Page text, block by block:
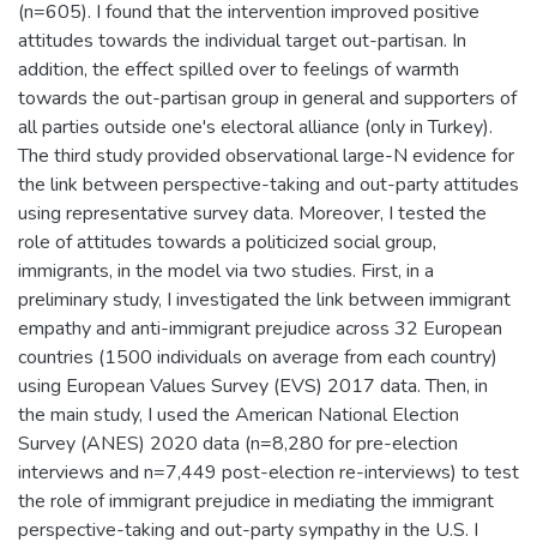
(n=605). I found that the intervention improved positive
attitudes towards the individual target out-partisan. In
addition, the effect spilled over to feelings of warmth
towards the out-partisan group in general and supporters of
all parties outside one's electoral alliance (only in Turkey).
The third study provided observational large-N evidence for
the link between perspective-taking and out-party attitudes
using representative survey data. Moreover, I tested the
role of attitudes towards a politicized social group,
immigrants, in the model via two studies. First, in a
preliminary study, I investigated the link between immigrant
empathy and anti-immigrant prejudice across 32 European
countries (1500 individuals on average from each country)
using European Values Survey (EVS) 2017 data. Then, in
the main study, I used the American National Election
Survey (ANES) 2020 data (n=8,280 for pre-election
interviews and n=7,449 post-election re-interviews) to test
the role of immigrant prejudice in mediating the immigrant
perspective-taking and out-party sympathy in the U.S. I